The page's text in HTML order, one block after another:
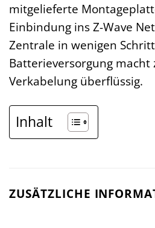
mitgelieferte
Einbindung ins Z-Wave
Zentrale in wenigen
Batterieversorgung macht
Verkabelung überflüssig.
Inhalt
ZUSÄTZLICHE